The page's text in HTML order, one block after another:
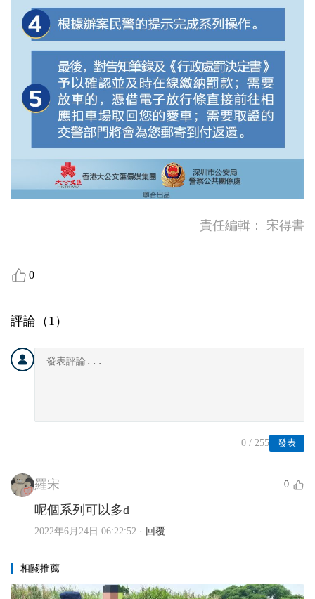
責任編輯： 宋得書
0
評論（ 1 ）
發表
0 / 255
羅宋 0
呢個系列可以多d
2022年6月24日 06:22:52 · 回覆
相關推薦